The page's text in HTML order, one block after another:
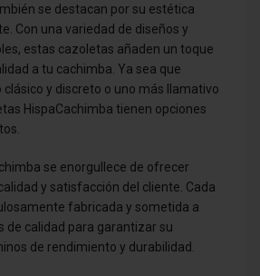
se destacan por su estética
Con una variedad de diseños y
estas cazoletas añaden un toque
a tu cachimba. Ya sea que
clásico y discreto o uno más llamativo
HispaCachimba tienen opciones
se enorgullece de ofrecer
y satisfacción del cliente. Cada
fabricada y sometida a
de calidad para garantizar su
de rendimiento y durabilidad.